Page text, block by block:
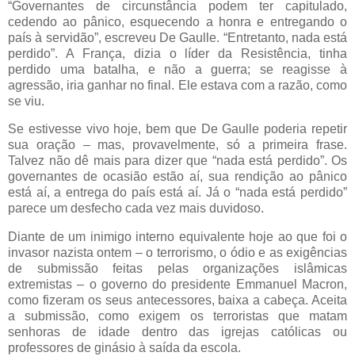
“Governantes de circunstância podem ter capitulado,
cedendo ao pânico, esquecendo a honra e entregando o
país à servidão”, escreveu De Gaulle. “Entretanto, nada está
perdido”. A França, dizia o líder da Resistência, tinha
perdido uma batalha, e não a guerra; se reagisse à
agressão, iria ganhar no final. Ele estava com a razão, como
se viu.
Se estivesse vivo hoje, bem que De Gaulle poderia repetir
sua oração – mas, provavelmente, só a primeira frase.
Talvez não dê mais para dizer que “nada está perdido”. Os
governantes de ocasião estão aí, sua rendição ao pânico
está aí, a entrega do país está aí. Já o “nada está perdido”
parece um desfecho cada vez mais duvidoso.
Diante de um inimigo interno equivalente hoje ao que foi o
invasor nazista ontem – o terrorismo, o ódio e as exigências
de submissão feitas pelas organizações islâmicas
extremistas – o governo do presidente Emmanuel Macron,
como fizeram os seus antecessores, baixa a cabeça. Aceita
a submissão, como exigem os terroristas que matam
senhoras de idade dentro das igrejas católicas ou
professores de ginásio à saída da escola.